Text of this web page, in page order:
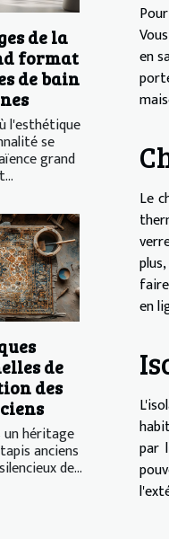
de la
format
de bain
l'esthétique
se
grand
de
des
un héritage
anciens
de...
en
Le
en
par